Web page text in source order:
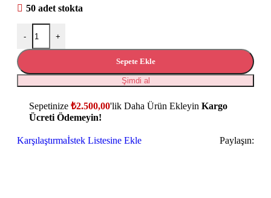
50 adet stokta
- +
Sepete Ekle
Şimdi al
Sepetinize ₺2.500,00'lik Daha Ürün Ekleyin Kargo
Ücreti Ödemeyin!
Karşılaştırmaİstek Listesine Ekle Paylaşın: